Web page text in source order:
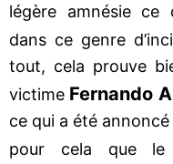
légère amnésie ce
dans ce genre
tout, cela prouve
victime Fernando
ce qui a été
pour cela que le